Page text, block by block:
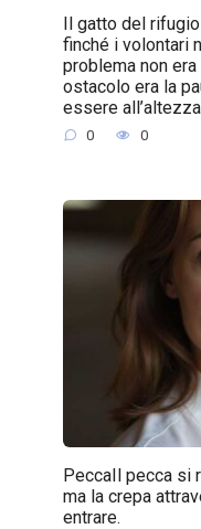
Il gatto del
finché i volontari
problema non
ostacolo era la
essere
0 0
PeccaIl pecca si
ma la crepa
entrare.